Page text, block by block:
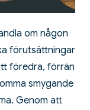
om någon
förutsättningar
föredra, förrän
smygande
Genom att